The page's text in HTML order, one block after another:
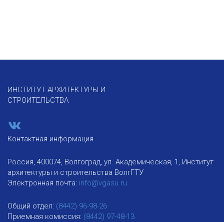
ИНСТИТУТ АРХИТЕКТУРЫ И
СТРОИТЕЛЬСТВА
Контактная информация
Россия, 400074, Волгоград, ул. Академическая, 1, Институт
архитектуры и строительства ВолгГТУ
Электронная почта: info@vgasu.ru
Общий отдел: (8442) 96-98-26
Приемная комиссия: (8442) 97-48-13